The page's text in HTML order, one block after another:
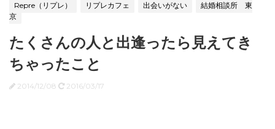
Repre（リプレ） リプレカフェ 出会いがない
結婚相談所 東
京
たくさんの人と出逢ったら見えてき
ちゃったこと
2014/12/08 2016/03/17